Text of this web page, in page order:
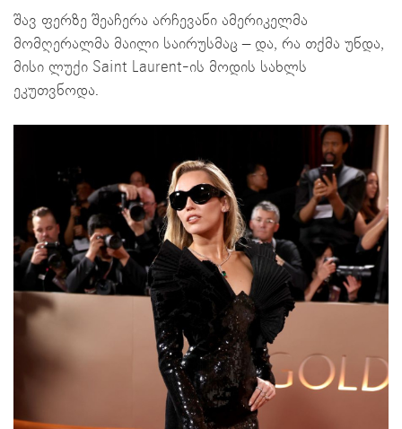
შავ ფერზე შეაჩერა არჩევანი ამერიკელმა
მომღერალმა მაილი საირუსმაც – და, რა თქმა უნდა,
მისი ლუქი Saint Laurent-ის მოდის სახლს
ეკუთვნოდა.